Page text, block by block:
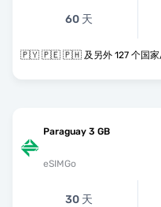
60 天
🇵🇾 🇵🇪 🇵🇭 及另外 127 个
Paraguay 3 GB
eSIMGo
30 天